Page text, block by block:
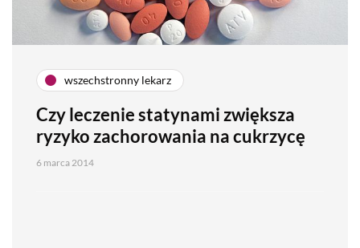
wszechstronny lekarz
Czy leczenie statynami zwiększa
ryzyko zachorowania na cukrzycę
6 marca 2014